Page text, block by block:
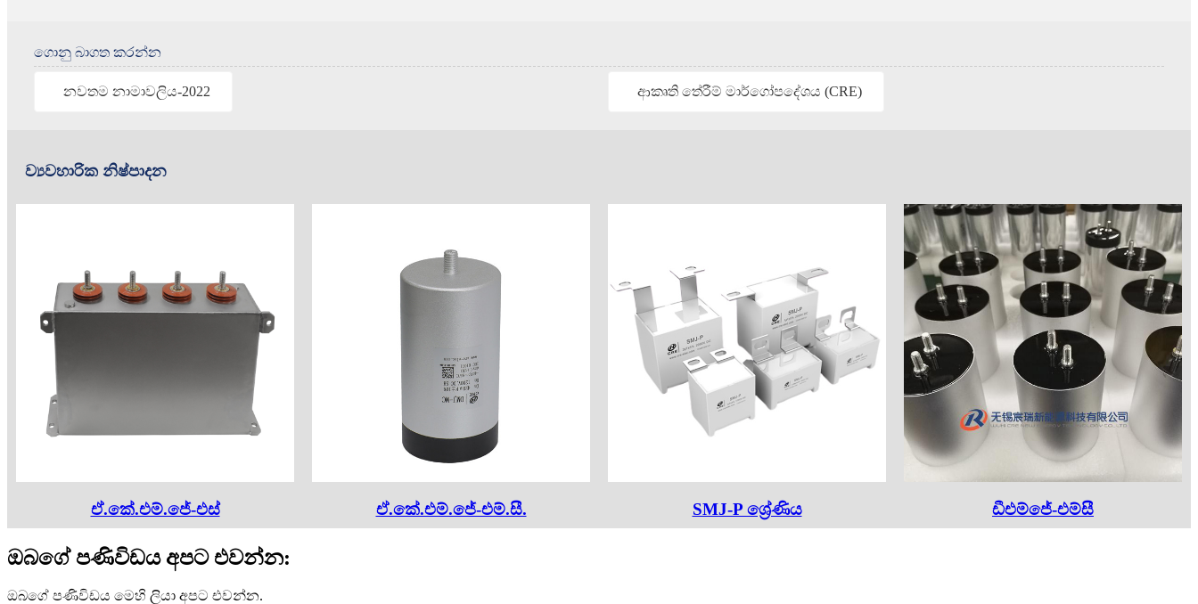
ගොනු බාගත කරන්න
නවතම නාමාවලිය-2022 ආකෘති තේරීම් මාර්ගෝපදේශය (CRE)
ව්‍යවහාරික නිෂ්පාදන
ඒ.කේ.එම්.ජේ-එස් ඒ.කේ.එම්.ජේ-එම්.සී. SMJ-P ශ්‍රේණිය ඩීඑම්ජේ-එම්සී
ඔබගේ පණිවිඩය අපට එවන්න:
ඔබගේ පණිවිඩය මෙහි ලියා අපට එවන්න.